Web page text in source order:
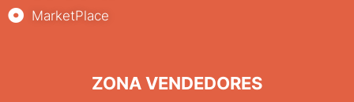
MarketPlace
ZONA VENDEDORES